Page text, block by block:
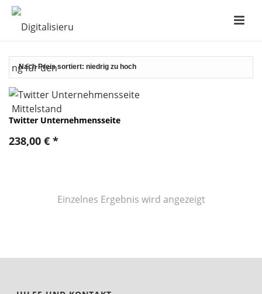
Twitter Unternehmensseite
238,00 € *
Einzelnes Ergebnis wird angezeigt